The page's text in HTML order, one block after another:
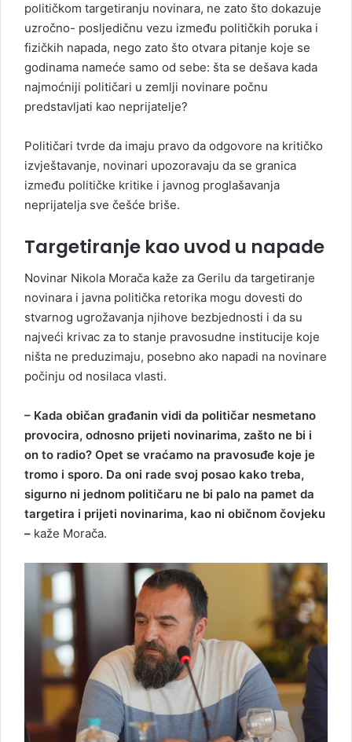
političkom targetiranju novinara, ne zato što dokazuje
uzročno- posljedičnu vezu između političkih poruka i
fizičkih napada, nego zato što otvara pitanje koje se
godinama nameće samo od sebe: šta se dešava kada
najmoćniji političari u zemlji novinare počnu
predstavljati kao neprijatelje?
Političari tvrde da imaju pravo da odgovore na kritičko
izvještavanje, novinari upozoravaju da se granica
između političke kritike i javnog proglašavanja
neprijatelja sve češće briše.
Targetiranje kao uvod u napade
Novinar Nikola Morača kaže za Gerilu da targetiranje
novinara i javna politička retorika mogu dovesti do
stvarnog ugrožavanja njihove bezbjednosti i da su
najveći krivac za to stanje pravosudne institucije koje
ništa ne preduzimaju, posebno ako napadi na novinare
počinju od nosilaca vlasti.
– Kada običan građanin vidi da političar nesmetano
provocira, odnosno prijeti novinarima, zašto ne bi i
on to radio? Opet se vraćamo na pravosuđe koje je
tromo i sporo. Da oni rade svoj posao kako treba,
sigurno ni jednom političaru ne bi palo na pamet da
targetira i prijeti novinarima, kao ni običnom čovjeku
– kaže Morača.